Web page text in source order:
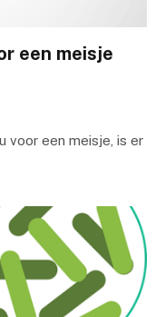
een meisje
voor een meisje, is er